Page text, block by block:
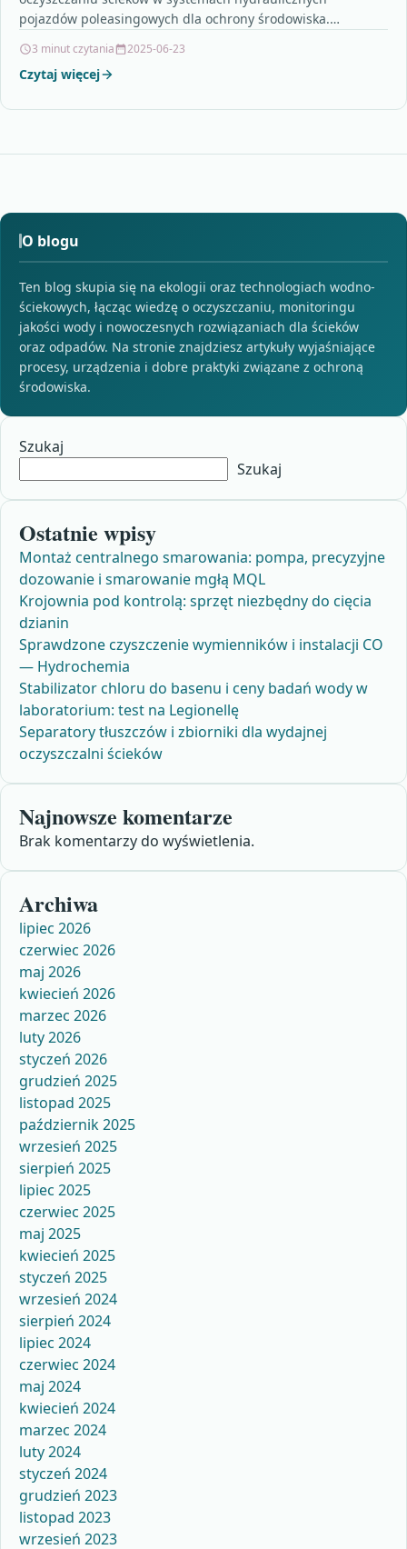
pojazdów poleasingowych dla ochrony środowiska.
oczyszczania, takich jak…
3 minut czytania 2025-06-23
Czytaj więcej
O blogu
Ten blog skupia się na ekologii oraz technologiach wodno-
ściekowych, łącząc wiedzę o oczyszczaniu, monitoringu
jakości wody i nowoczesnych rozwiązaniach dla ścieków
oraz odpadów. Na stronie znajdziesz artykuły wyjaśniające
procesy, urządzenia i dobre praktyki związane z ochroną
środowiska.
Szukaj
Szukaj
Ostatnie wpisy
Montaż centralnego smarowania: pompa, precyzyjne
dozowanie i smarowanie mgłą MQL
Krojownia pod kontrolą: sprzęt niezbędny do cięcia
dzianin
Sprawdzone czyszczenie wymienników i instalacji CO
— Hydrochemia
Stabilizator chloru do basenu i ceny badań wody w
laboratorium: test na Legionellę
Separatory tłuszczów i zbiorniki dla wydajnej
oczyszczalni ścieków
Najnowsze komentarze
Brak komentarzy do wyświetlenia.
Archiwa
lipiec 2026
czerwiec 2026
maj 2026
kwiecień 2026
marzec 2026
luty 2026
styczeń 2026
grudzień 2025
listopad 2025
październik 2025
wrzesień 2025
sierpień 2025
lipiec 2025
czerwiec 2025
maj 2025
kwiecień 2025
styczeń 2025
wrzesień 2024
sierpień 2024
lipiec 2024
czerwiec 2024
maj 2024
kwiecień 2024
marzec 2024
luty 2024
styczeń 2024
grudzień 2023
listopad 2023
wrzesień 2023